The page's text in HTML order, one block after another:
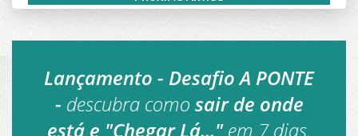
JULHO
OUTUBRO
NOVEMBRO
DEZEMBRO
Lançamento - Desafio A PONTE
- descubra como sair de onde
está e "Chegar Lá..."em 7 dias.